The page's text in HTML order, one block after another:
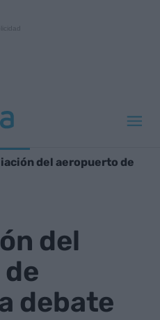
del aeropuerto de
del
debate